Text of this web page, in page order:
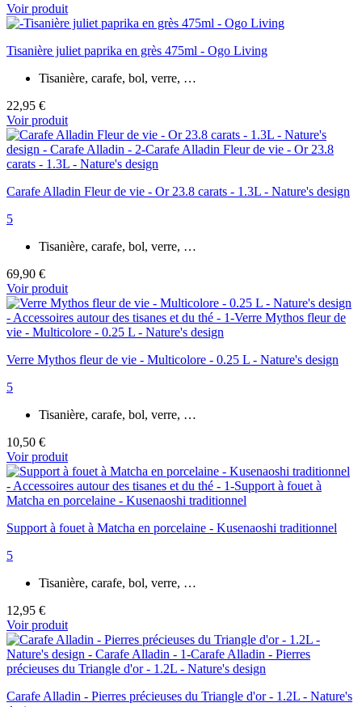
Voir produit
Tisanière juliet paprika en grès 475ml - Ogo Living
Tisanière, carafe, bol, verre, …
22,95 €
Voir produit
Carafe Alladin Fleur de vie - Or 23.8 carats - 1.3L - Nature's design
5
Tisanière, carafe, bol, verre, …
69,90 €
Voir produit
Verre Mythos fleur de vie - Multicolore - 0.25 L - Nature's design
5
Tisanière, carafe, bol, verre, …
10,50 €
Voir produit
Support à fouet à Matcha en porcelaine - Kusenaoshi traditionnel
5
Tisanière, carafe, bol, verre, …
12,95 €
Voir produit
Carafe Alladin - Pierres précieuses du Triangle d'or - 1.2L - Nature's